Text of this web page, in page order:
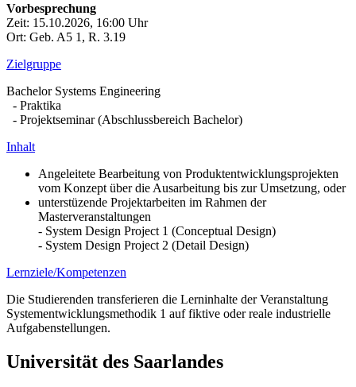
Vorbesprechung
Zeit: 15.10.2026, 16:00 Uhr
Ort: Geb. A5 1, R. 3.19
Zielgruppe
Bachelor Systems Engineering
- Praktika
- Projektseminar (Abschlussbereich Bachelor)
Inhalt
Angeleitete Bearbeitung von Produktentwicklungsprojekten
vom Konzept über die Ausarbeitung bis zur Umsetzung, oder
unterstüzende Projektarbeiten im Rahmen der
Masterveranstaltungen
- System Design Project 1 (Conceptual Design)
- System Design Project 2 (Detail Design)
Lernziele/Kompetenzen
Die Studierenden transferieren die Lerninhalte der Veranstaltung
Systementwicklungsmethodik 1 auf fiktive oder reale industrielle
Aufgabenstellungen.
Universität des Saarlandes